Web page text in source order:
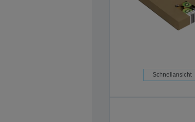
Schnellansicht